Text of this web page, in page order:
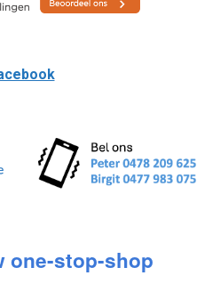
one-stop-shop